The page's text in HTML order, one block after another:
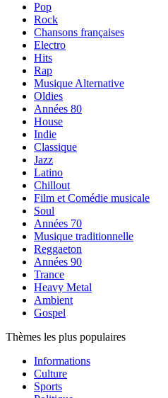
Pop
Rock
Chansons françaises
Electro
Hits
Rap
Musique Alternative
Oldies
Années 80
House
Indie
Classique
Jazz
Latino
Chillout
Film et Comédie musicale
Soul
Années 70
Musique traditionnelle
Reggaeton
Années 90
Trance
Heavy Metal
Ambient
Gospel
Thèmes les plus populaires
Informations
Culture
Sports